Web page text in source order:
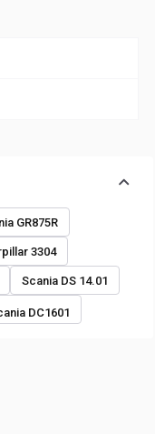
GR875R
3304
Scania DS 14.01
DC1601